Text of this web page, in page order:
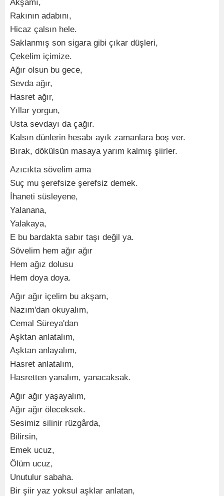
Akşamı,
Rakının adabını,
Hicaz çalsın hele.
Saklanmış son sigara gibi çıkar düşleri,
Çekelim içimize.
Ağır olsun bu gece,
Sevda ağır,
Hasret ağır,
Yıllar yorgun,
Usta sevdayı da çağır.
Kalsın dünlerin hesabı ayık zamanlara boş ver.
Bırak, dökülsün masaya yarım kalmış şiirler.
Azıcıkta sövelim ama
Suç mu şerefsize şerefsiz demek.
İhaneti süsleyene,
Yalanana,
Yalakaya,
E bu bardakta sabır taşı değil ya.
Sövelim hem ağır ağır
Hem ağız dolusu
Hem doya doya.
Ağır ağır içelim bu akşam,
Nazım'dan okuyalım,
Cemal Süreya'dan
Aşktan anlatalım,
Aşktan anlayalım,
Hasret anlatalım,
Hasretten yanalım, yanacaksak.
Ağır ağır yaşayalım,
Ağır ağır öleceksek.
Sesimiz silinir rüzgârda,
Bilirsin,
Emek ucuz,
Ölüm ucuz,
Unutulur sabaha.
Bir şiir yaz yoksul aşklar anlatan,